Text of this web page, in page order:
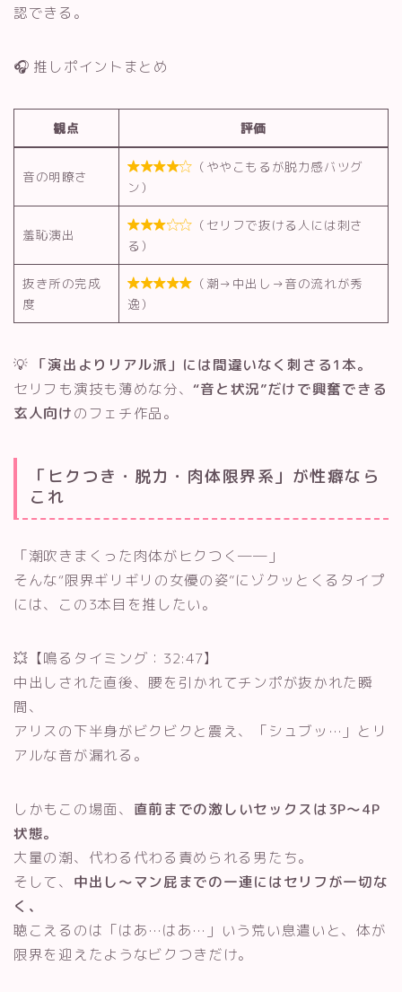
認できる。
🎧 推しポイントまとめ
観点 評価
音の明瞭さ

（ややこもるが脱力感バツグ
ン）
羞恥演出

（セリフで抜ける人には刺さ
る）
抜き所の完成
度

（潮→中出し→音の流れが秀
逸）
💡 「演出よりリアル派」には間違いなく刺さる1本。
セリフも演技も薄めな分、“音と状況”だけで興奮できる
玄人向けのフェチ作品。
「ヒクつき・脱力・肉体限界系」が性癖なら
これ
「潮吹きまくった肉体がヒクつく──」
そんな“限界ギリギリの女優の姿”にゾクッとくるタイプ
には、この3本目を推したい。
💥【鳴るタイミング：32:47】
中出しされた直後、腰を引かれてチンポが抜かれた瞬
間、
アリスの下半身がビクビクと震え、「シュブッ…」とリ
アルな音が漏れる。
しかもこの場面、 直前までの激しいセックスは3P〜4P
状態。
大量の潮、代わる代わる責められる男たち。
そして、 中出し〜マン屁までの一連にはセリフが一切な
く、
聴こえるのは「はあ…はあ…」いう荒い息遣いと、体が
限界を迎えたようなビクつきだけ。